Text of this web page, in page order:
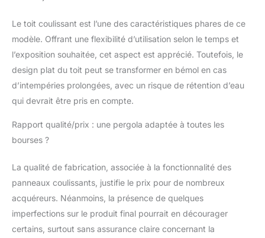
Dimensions totales :
(toit fermé) 420L x 295l
cm (toit ouvert) ; -
Dimensions de la
hauteur avant-toit : 217
Non recommandé pour
une utilisation dans
défavorables
Le toit coulissant est l’une des caractéristiques phares de ce
modèle. Offrant une flexibilité d’utilisation selon le temps et
l’exposition souhaitée, cet aspect est apprécié. Toutefois, le
design plat du toit peut se transformer en bémol en cas
d’intempéries prolongées, avec un risque de rétention d’eau
qui devrait être pris en compte.
Rapport qualité/prix : une pergola adaptée à toutes les
bourses ?
La qualité de fabrication, associée à la fonctionnalité des
panneaux coulissants, justifie le prix pour de nombreux
acquéreurs. Néanmoins, la présence de quelques
imperfections sur le produit final pourrait en décourager
certains, surtout sans assurance claire concernant la